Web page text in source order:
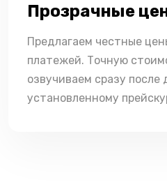
Прозрачные
Предлагаем честные
платежей. Точную
озвучиваем сразу после
установленному